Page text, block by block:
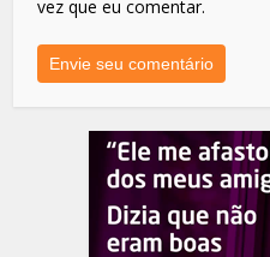
vez que eu comentar.